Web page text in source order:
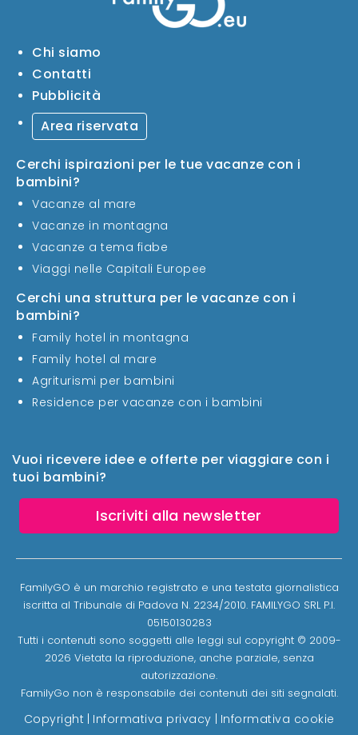
Vuoi ricevere idee e offerte per viaggiare con i
tuoi bambini?
Iscriviti alla newsletter
Chi siamo
Contatti
Pubblicità
Area riservata
Cerchi ispirazioni per le tue vacanze con i
bambini?
Vacanze al mare
Vacanze in montagna
Vacanze a tema fiabe
Viaggi nelle Capitali Europee
Cerchi una struttura per le vacanze con i
bambini?
Family hotel in montagna
Family hotel al mare
Agriturismi per bambini
Residence per vacanze con i bambini
FamilyGO è un marchio registrato e una testata giornalistica
iscritta al Tribunale di Padova N. 2234/2010. FAMILYGO SRL P.I.
05150130283
Tutti i contenuti sono soggetti alle leggi sul copyright © 2009-
2026 Vietata la riproduzione, anche parziale, senza
autorizzazione.
FamilyGo non è responsabile dei contenuti dei siti segnalati.
Copyright | Informativa privacy | Informativa cookie